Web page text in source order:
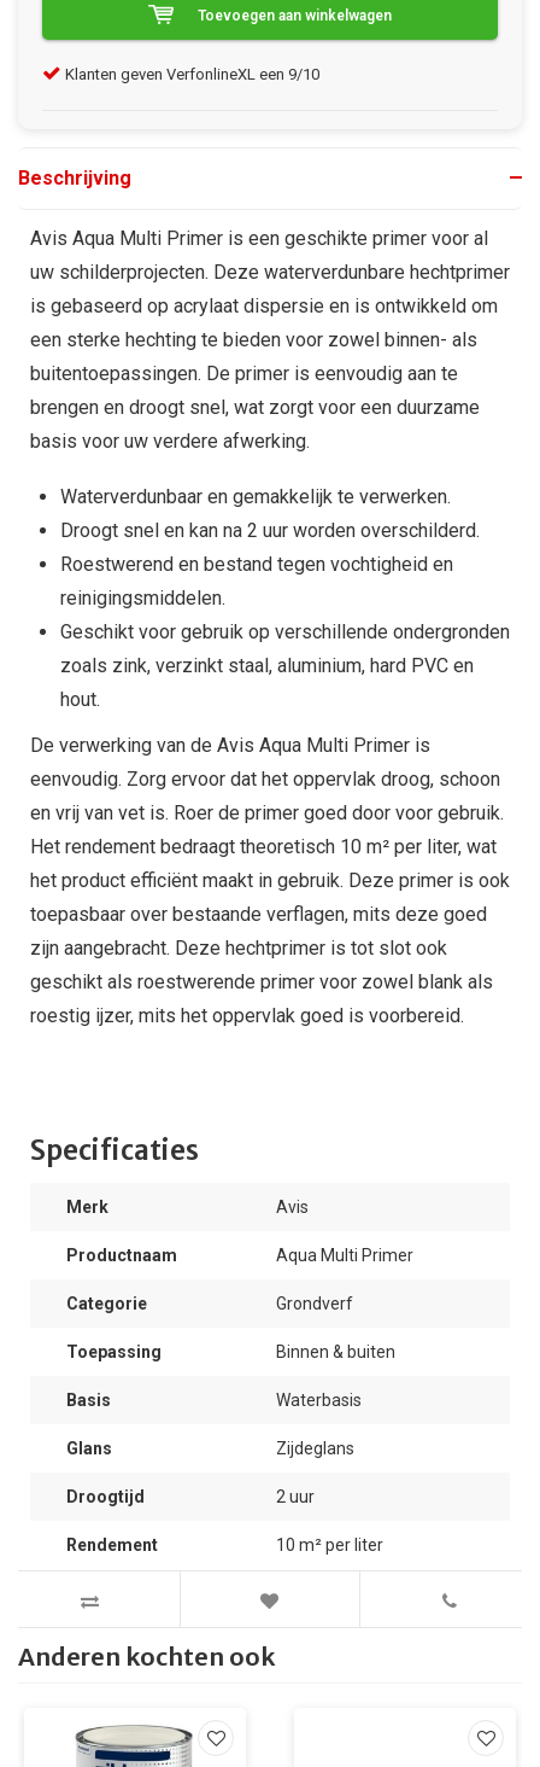
Toevoegen aan winkelwagen
Klanten geven VerfonlineXL een 9/10
Beschrijving
Avis Aqua Multi Primer is een geschikte primer voor al
uw schilderprojecten. Deze waterverdunbare hechtprimer
is gebaseerd op acrylaat dispersie en is ontwikkeld om
een sterke hechting te bieden voor zowel binnen- als
buitentoepassingen. De primer is eenvoudig aan te
brengen en droogt snel, wat zorgt voor een duurzame
basis voor uw verdere afwerking.
Waterverdunbaar en gemakkelijk te verwerken.
Droogt snel en kan na 2 uur worden overschilderd.
Roestwerend en bestand tegen vochtigheid en
reinigingsmiddelen.
Geschikt voor gebruik op verschillende ondergronden
zoals zink, verzinkt staal, aluminium, hard PVC en
hout.
De verwerking van de Avis Aqua Multi Primer is
eenvoudig. Zorg ervoor dat het oppervlak droog, schoon
en vrij van vet is. Roer de primer goed door voor gebruik.
Het rendement bedraagt theoretisch 10 m² per liter, wat
het product efficiënt maakt in gebruik. Deze primer is ook
toepasbaar over bestaande verflagen, mits deze goed
zijn aangebracht. Deze hechtprimer is tot slot ook
geschikt als roestwerende primer voor zowel blank als
roestig ijzer, mits het oppervlak goed is voorbereid.
Specificaties
Merk Avis
Productnaam Aqua Multi Primer
Categorie Grondverf
Toepassing Binnen & buiten
Basis Waterbasis
Glans Zijdeglans
Droogtijd 2 uur
Rendement 10 m² per liter
Anderen kochten ook